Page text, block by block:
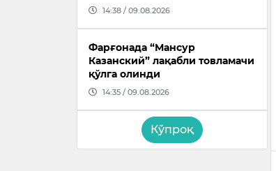
14:38 / 09.08.2026
Фарғонада “Мансур
Казанский” лақабли товламачи
қўлга олинди
14:35 / 09.08.2026
Кўпроқ